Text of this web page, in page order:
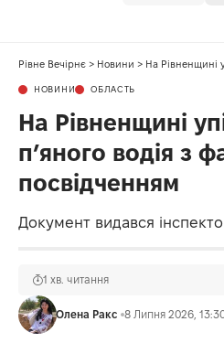
Рівне Вечірнє > Новини > На Рівненщині
НОВИНИ ОБЛАСТЬ
На Рівненщині
п’яного водія з
посвідченням
Документ видався
Олена Ракс 8 Липня 2026,
1 хв. читання